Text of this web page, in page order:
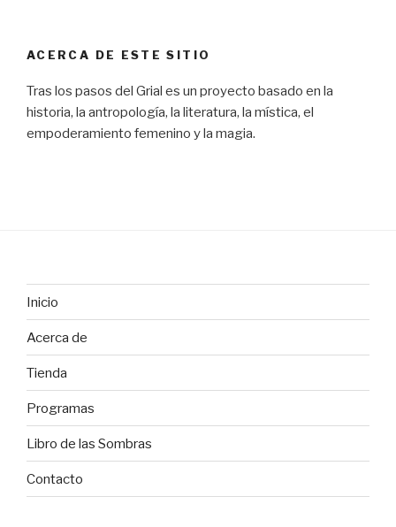
ACERCA DE ESTE SITIO
Tras los pasos del Grial es un proyecto basado en la
historia, la antropología, la literatura, la mística, el
empoderamiento femenino y la magia.
Inicio
Acerca de
Tienda
Programas
Libro de las Sombras
Contacto